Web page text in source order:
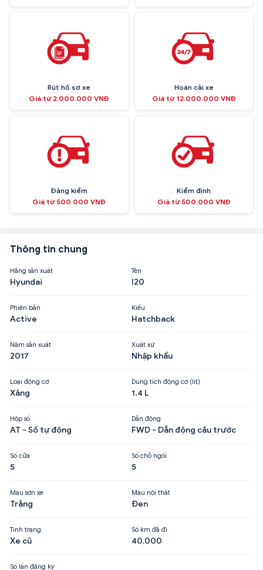
Rút hồ sơ xe
Giá từ 2.000.000 VNĐ
Hoán cải xe
Giá từ 12.000.000 VNĐ
Đăng kiểm
Giá từ 500.000 VNĐ
Kiểm định
Giá từ 500.000 VNĐ
Thông tin chung
Hãng sản xuất
Hyundai
Tên
I20
Phiên bản
Active
Kiểu
Hatchback
Năm sản xuất
2017
Xuất xứ
Nhập khẩu
Loại động cơ
Xăng
Dung tích động cơ (lít)
1.4 L
Hộp số
AT - Số tự động
Dẫn động
FWD - Dẫn động cầu trước
Số cửa
5
Số chỗ ngồi
5
Màu sơn xe
Trắng
Màu nội thất
Đen
Tình trạng
Xe cũ
Số km đã đi
40,000
Số lần đăng ký